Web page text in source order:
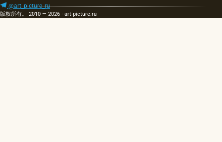
@art_picture_ru
版权所有。 2010 — 2026 · art-picture.ru